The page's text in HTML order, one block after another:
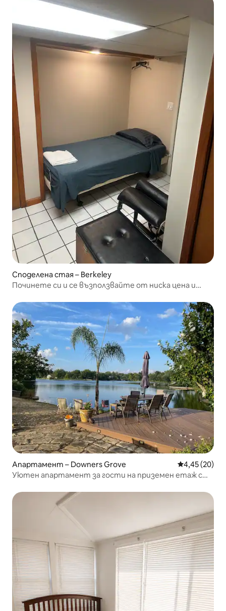
Споделена стая – Berkeley
Починете си и се възползвайте от ниска цена и
Апартамент – Downers Grove Средна
4,45 (20)
Уютен апартамент за гости на приземен етаж с